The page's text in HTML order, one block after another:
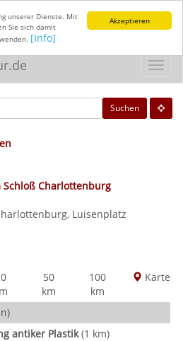
Akzeptieren
unserer Dienste. Mit
Sie sich damit
[Info]
Suchen
Schloß Charlottenburg
Luisenplatz
50
km
100
km
Karte
antiker Plastik(1 km)